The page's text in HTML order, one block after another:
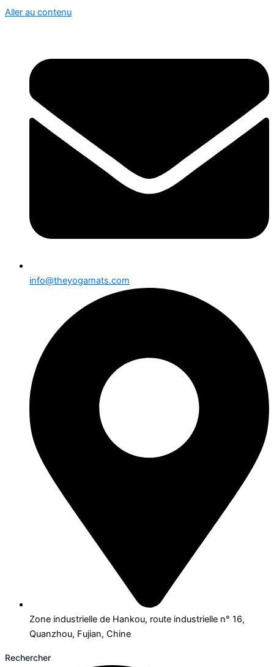
Aller au contenu
info@theyogamats.com
Zone industrielle de Hankou, route industrielle n° 16,
Quanzhou, Fujian, Chine
Rechercher